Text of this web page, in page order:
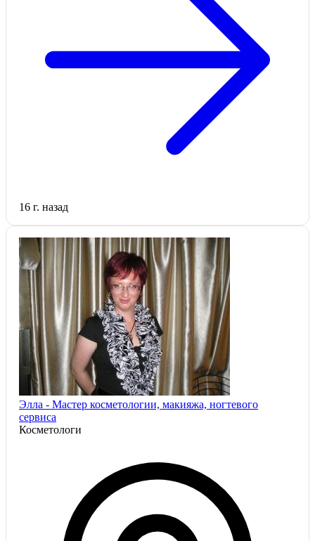
16 г. назад
Элла - Мастер косметологии, макияжа, ногтевого
сервиса
Косметологи